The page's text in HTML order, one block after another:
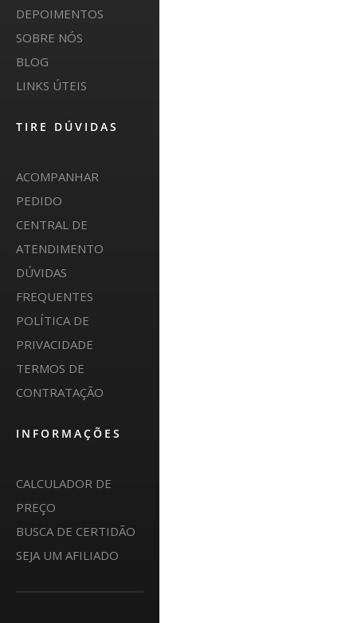
DEPOIMENTOS
SOBRE NÓS
BLOG
LINKS ÚTEIS
TIRE DÚVIDAS
ACOMPANHAR
PEDIDO
CENTRAL DE
ATENDIMENTO
DÚVIDAS
FREQUENTES
POLÍTICA DE
PRIVACIDADE
TERMOS DE
CONTRATAÇÃO
INFORMAÇÕES
CALCULADOR DE
PREÇO
BUSCA DE CERTIDÃO
SEJA UM AFILIADO